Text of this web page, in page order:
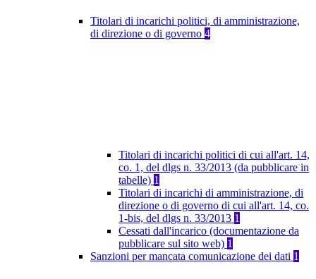
Titolari di incarichi politici, di amministrazione,
di direzione o di governo 4
Titolari di incarichi politici di cui all'art. 14,
co. 1, del dlgs n. 33/2013 (da pubblicare in
tabelle) 1
Titolari di incarichi di amministrazione, di
direzione o di governo di cui all'art. 14, co.
1-bis, del dlgs n. 33/2013 1
Cessati dall'incarico (documentazione da
pubblicare sul sito web) 1
Sanzioni per mancata comunicazione dei dati 1